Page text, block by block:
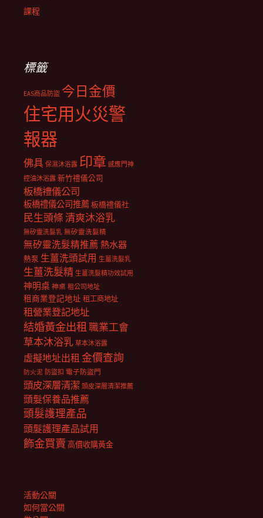
課程
標籤
EAS商品防盜 今日金價
住宅用火災警
報器
佛具 保濕沐浴露 印章 感應門神
控油沐浴露 新竹禮儀公司
板橋禮儀公司
板橋禮儀公司推薦板橋禮儀社
民生頭條清爽沐浴乳
無矽靈洗髮乳 無矽靈洗髮精
無矽靈洗髮精推薦 熱水器
熱泵 生薑洗頭試用 生薑洗髮乳
生薑洗髮精 生薑洗髮精功效試用
神明桌 神桌 租公司地址
租商業登記地址 租工商地址
租營業登記地址
結婚黃金出租職業工會
草本沐浴乳 草本沐浴露
虛擬地址出租 金價查詢
防火泥 防盜扣 電子防盜門
頭皮深層清潔 頭皮深層清潔推薦
頭髮保養品推薦
頭髮護理產品
頭髮護理產品試用
飾金買賣 高價收購黃金
活動公關
如何當公關